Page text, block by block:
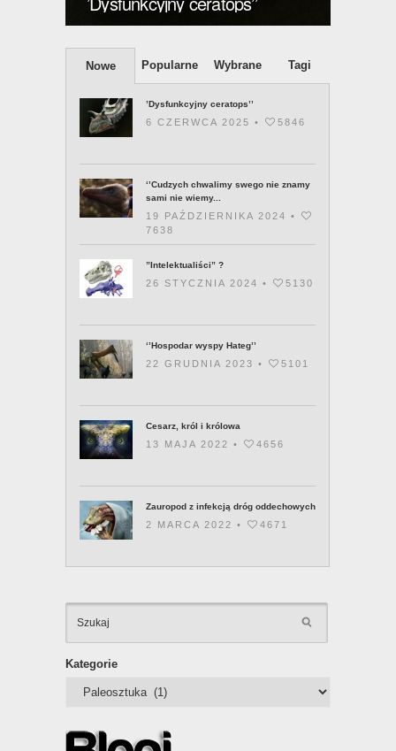
Nowe Popularne Wybrane Tagi
’Dysfunkcyjny ceratops’’
6 CZERWCA 2025 • 5846
‘’Cudzych chwalimy swego nie znamy
sami nie wiemy...
19 PAŹDZIERNIKA 2024 •
7638
”Intelektualiści” ?
26 STYCZNIA 2024 • 5130
‘’Hospodar wyspy Hateg’’
22 GRUDNIA 2023 • 5101
Cesarz, król i królowa
13 MAJA 2022 • 4656
Zauropod z infekcją dróg oddechowych
2 MARCA 2022 • 4671
Kategorie